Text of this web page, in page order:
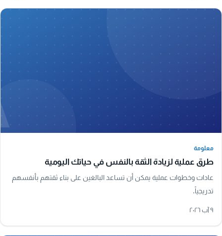
معلومة
طرق عملية لزيادة الثقة بالنفس في حياتك اليومية
عادات وخطوات عملية يمكن أن تساعد البالغين على بناء ثقتهم بأنفسهم
تدريجياً.
٩ آب ٢٠٢٦